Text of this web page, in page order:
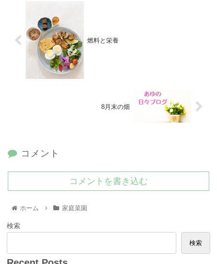
燃料と栄養
8月末の畑
コメント
コメントを書き込む
ホーム 家庭菜園
検索
検索